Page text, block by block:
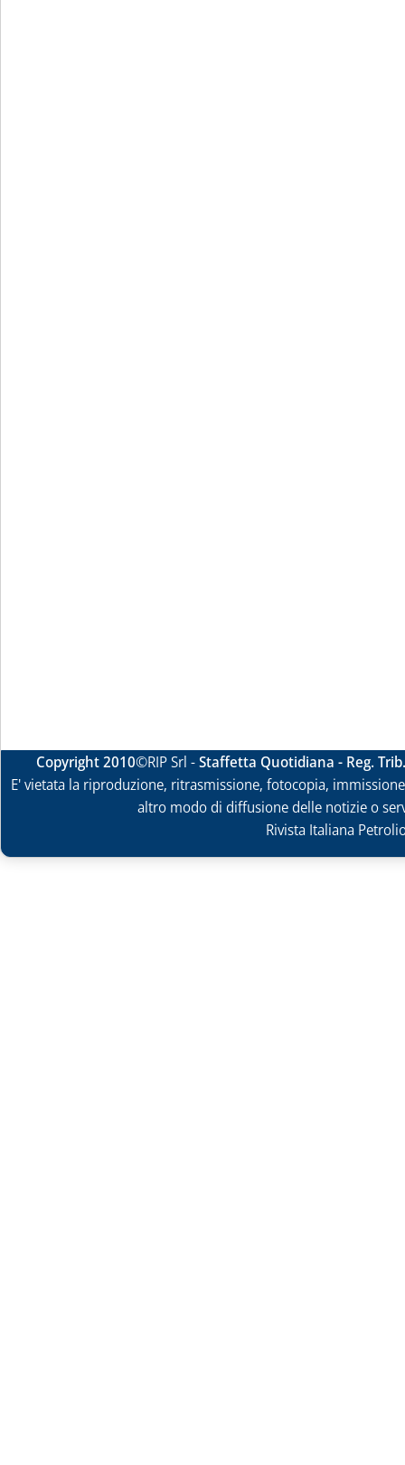
Copyright 2010©RIP Srl -Staffetta Quotidiana - Reg.
E' vietata la riproduzione, ritrasmissione, fotocopia,
altro modo di diffusione delle notizie o
Rivista Italiana